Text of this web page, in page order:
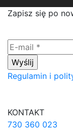
Zapisz się po
Regulamin i
KONTAKT
730 360 023